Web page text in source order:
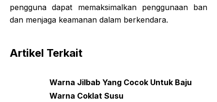
pengguna dapat memaksimalkan penggunaan ban
dan menjaga keamanan dalam berkendara.
Artikel Terkait
Warna Jilbab Yang Cocok Untuk Baju
Warna Coklat Susu